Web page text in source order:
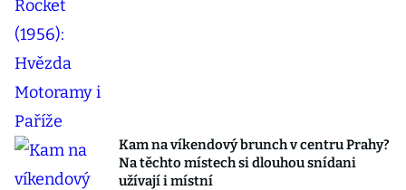
Kam na víkendový brunch v centru Prahy?
Na těchto místech si dlouhou snídani
užívají i místní